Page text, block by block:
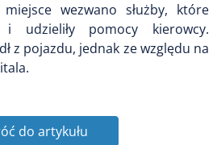
wezwano służby, które
i udzieliły pomocy kierowcy.
z pojazdu, jednak ze względu na
do artykułu